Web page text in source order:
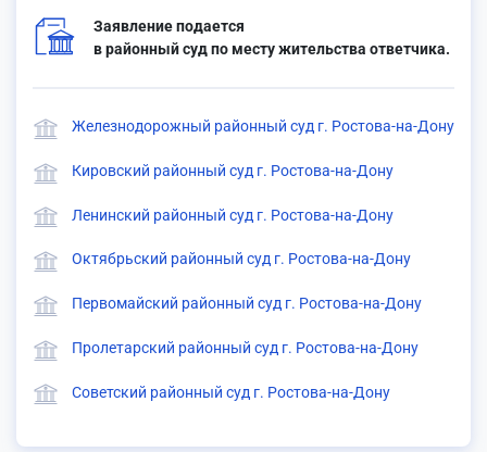
Заявление подается
в районный суд по месту жительства ответчика.
Железнодорожный районный суд г. Ростова-на-Дону
Кировский районный суд г. Ростова-на-Дону
Ленинский районный суд г. Ростова-на-Дону
Октябрьский районный суд г. Ростова-на-Дону
Первомайский районный суд г. Ростова-на-Дону
Пролетарский районный суд г. Ростова-на-Дону
Советский районный суд г. Ростова-на-Дону